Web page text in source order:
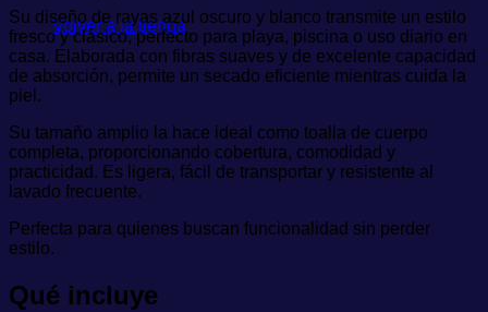
Volver a la tienda
Su diseño de rayas azul oscuro y blanco transmite un estilo
fresco y clásico, perfecto para playa, piscina o uso diario en
casa. Elaborada con fibras suaves y de excelente capacidad
de absorción, permite un secado eficiente mientras cuida la
piel.
Su tamaño amplio la hace ideal como toalla de cuerpo
completa, proporcionando cobertura, comodidad y
practicidad. Es ligera, fácil de transportar y resistente al
lavado frecuente.
Perfecta para quienes buscan funcionalidad sin perder
estilo.
Qué incluye